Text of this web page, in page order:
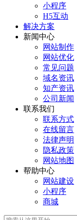
小程序
H5互动
解决方案
新闻中心
网站制作
网站优化
常见问题
域名资讯
知产资讯
公司新闻
联系我们
联系方式
在线留言
法律声明
隐私政策
网站地图
帮助中心
网站建设
小程序
商城